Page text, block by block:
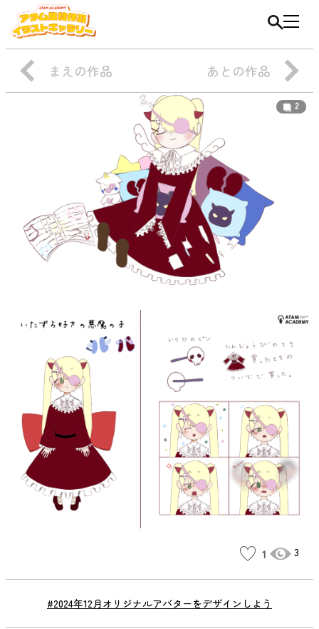
まえの作品 あとの作品
2
#2024年12月オリジナルアバターをデザインしよう
1 3